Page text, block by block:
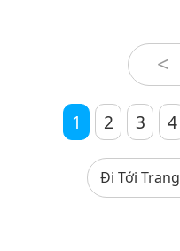
<
1 2 3 4
Đi Tới Trang